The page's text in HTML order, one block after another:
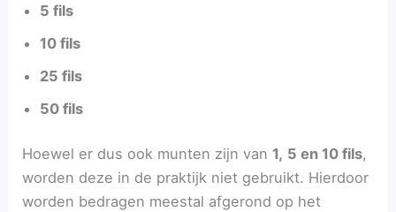
5 fils
10 fils
25 fils
50 fils
Hoewel er dus ook munten zijn van 1, 5 en 10 fils,
worden deze in de praktijk niet gebruikt. Hierdoor
worden bedragen meestal afgerond op het